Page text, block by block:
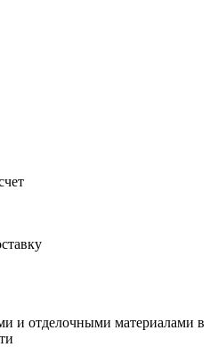
и отделочными материалами в